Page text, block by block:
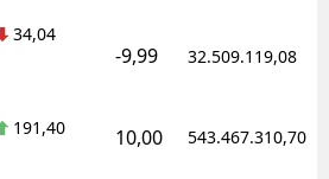
34,04
-9,99 32.509.119,08
191,40 10,00 543.467.310,70